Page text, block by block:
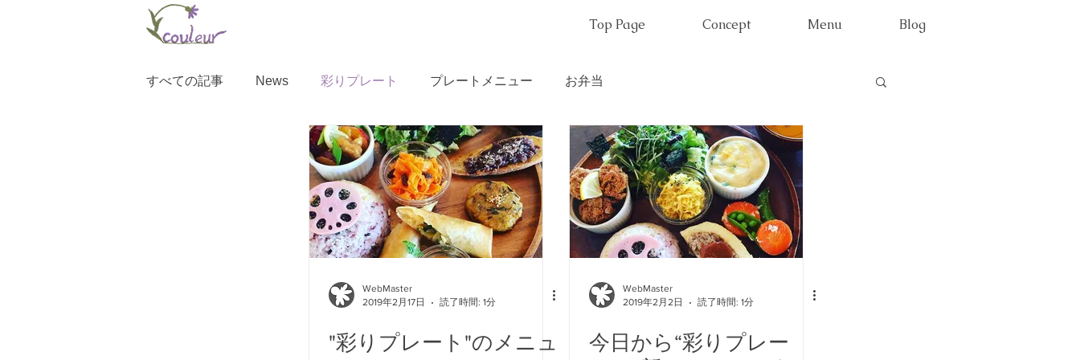
Top Page Concept Menu Blog
すべての記事 News 彩りプレート プレートメニュー お弁当
WebMaster
2019年2月17日
読了時間: 1分
"彩りプレート"のメニュ
WebMaster
2019年2月2日
読了時間: 1分
今日から“彩りプレー